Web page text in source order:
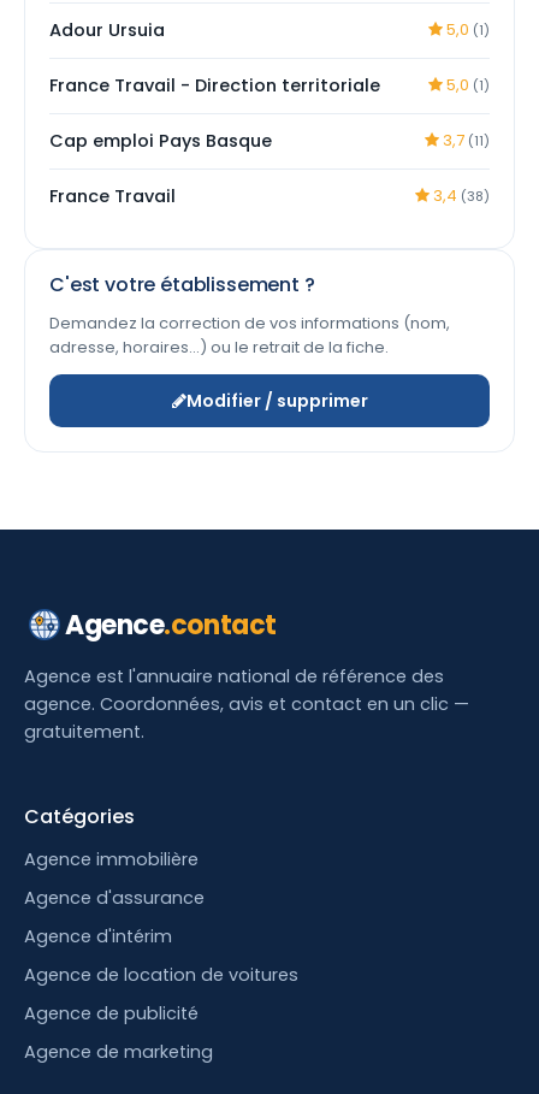
Adour Ursuia 5,0 (1)
France Travail - Direction territoriale 5,0 (1)
Cap emploi Pays Basque 3,7 (11)
France Travail 3,4 (38)
C'est votre établissement ?
Demandez la correction de vos informations (nom,
adresse, horaires…) ou le retrait de la fiche.
Modifier / supprimer
Agence.contact
Agence est l'annuaire national de référence des
agence. Coordonnées, avis et contact en un clic —
gratuitement.
Catégories
Agence immobilière
Agence d'assurance
Agence d'intérim
Agence de location de voitures
Agence de publicité
Agence de marketing